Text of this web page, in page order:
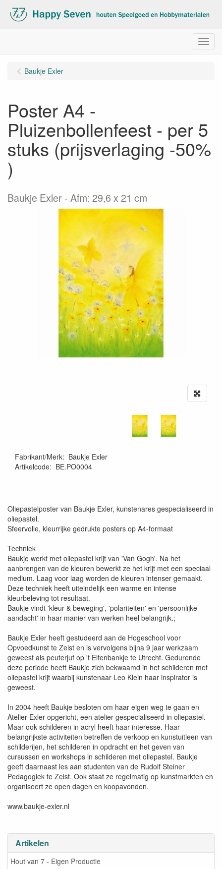
Menu
Artikelen
Hout van 7 - Eigen Productie
Baukje Exler
Poster A4 -
Pluizenbollenfeest - per 5
stuks (prijsverlaging -50%
)
Baukje Exler - Afm: 29,6 x 21 cm
Fabrikant/Merk: Baukje Exler
Artikelcode: BE.PO0004
Oliepastelposter van Baukje Exler, kunstenares gespecialiseerd in
oliepastel.
Sfeervolle, kleurrijke gedrukte posters op A4-formaat
Techniek
Baukje werkt met oliepastel krijt van 'Van Gogh'. Na het
aanbrengen van de kleuren bewerkt ze het krijt met een speciaal
medium. Laag voor laag worden de kleuren intenser gemaakt.
Deze techniek heeft uiteindelijk een warme en intense
kleurbeleving tot resultaat.
Baukje vindt 'kleur & beweging', 'polariteiten' en 'persoonlijke
aandacht' in haar manier van werken heel belangrijk.;
Baukje Exler heeft gestudeerd aan de Hogeschool voor
Opvoedkunst te Zeist en is vervolgens bijna 9 jaar werkzaam
geweest als peuterjuf op 't Elfenbankje te Utrecht. Gedurende
deze periode heeft Baukje zich bekwaamd in het schilderen met
oliepastel krijt waarbij kunstenaar Leo Klein haar inspirator is
geweest.
In 2004 heeft Baukje besloten om haar eigen weg te gaan en
Atelier Exler opgericht, een atelier gespecialiseerd in oliepastel.
Maar ook schilderen in acryl heeft haar interesse. Haar
belangrijkste activiteiten betreffen de verkoop en kunstuitleen van
schilderijen, het schilderen in opdracht en het geven van
cursussen en workshops in schilderen met oliepastel. Baukje
geeft daarnaast les aan studenten van de Rudolf Steiner
Pedagogiek te Zeist. Ook staat ze regelmatig op kunstmarkten en
organiseert ze open dagen en koopavonden.
www.baukje-exler.nl